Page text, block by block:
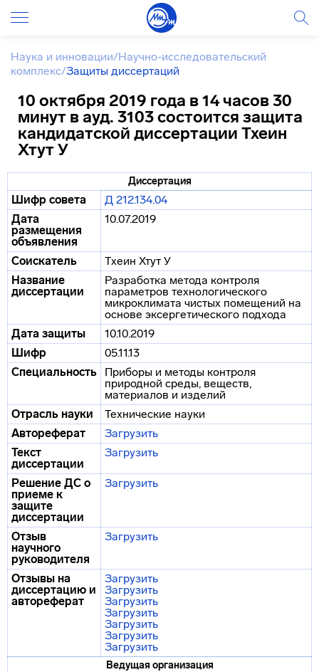
Наука и инновации/Научно-исследовательский
комплекс/Защиты диссертаций
10 октября 2019 года в 14 часов 30
минут в ауд. 3103 состоится защита
кандидатской диссертации Тхеин
Хтут У
Диссертация
Шифр совета
Д 212.134.04
Дата
размещения
объявления
10.07.2019
Соискатель
Тхеин Хтут У
Название
диссертации
Разработка метода контроля
параметров технологического
микроклимата чистых помещений на
основе эксергетического подхода
Дата защиты
10.10.2019
Шифр
05.11.13
Специальность
Приборы и методы контроля
природной среды, веществ,
материалов и изделий
Отрасль науки
Технические науки
Автореферат
Загрузить
Текст
диссертации
Загрузить
Решение ДС о
приеме к
защите
диссертации
Загрузить
Отзыв
научного
руководителя
Загрузить
Отзывы на
диссертацию и
автореферат
Загрузить
Загрузить
Загрузить
Загрузить
Загрузить
Загрузить
Загрузить
Ведущая организация